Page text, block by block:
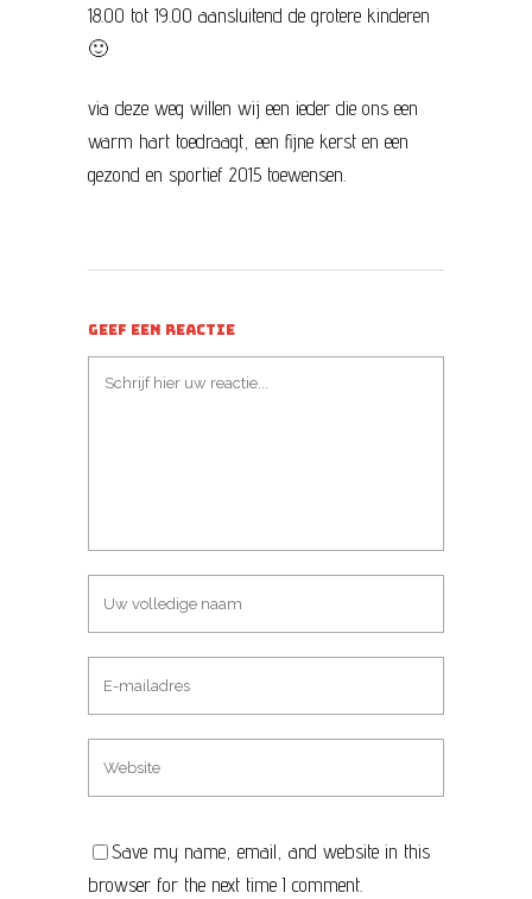
18.00 tot 19.00 aansluitend de grotere kinderen
🙂
via deze weg willen wij een ieder die ons een
warm hart toedraagt, een fijne kerst en een
gezond en sportief 2015 toewensen.
GEEF EEN REACTIE
Save my name, email, and website in this
browser for the next time I comment.